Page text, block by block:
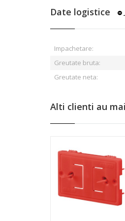
Date logistice
Impachetare:
Greutate bruta:
Greutate neta:
Alti clienti au